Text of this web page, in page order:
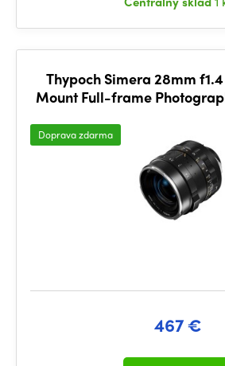
Thypoch Simera 28mm
Mount Full-frame
Doprava zdarma
467 €